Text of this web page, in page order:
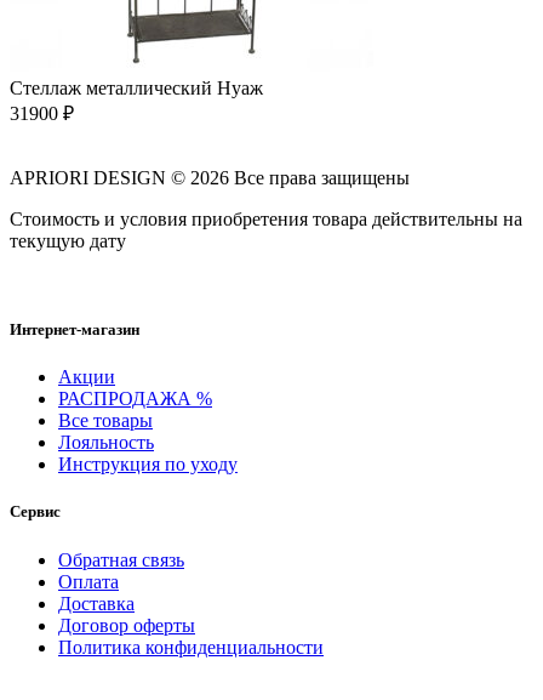
Стеллаж металлический Нуаж
31900 ₽
APRIORI DESIGN © 2026 Все права защищены
Cтоимость и условия приобретения товара действительны на
текущую дату
Интернет-магазин
Акции
РАСПРОДАЖА %
Все товары
Лояльность
Инструкция по уходу
Сервис
Обратная связь
Оплата
Доставка
Договор оферты
Политика конфиденциальности